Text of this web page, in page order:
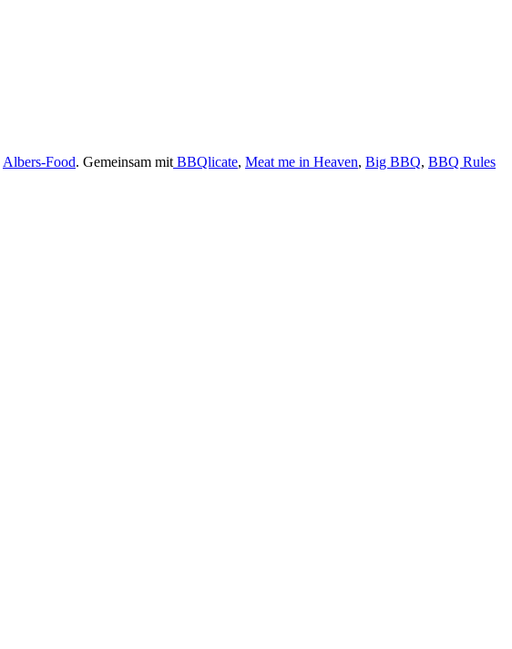
Albers-Food. Gemeinsam mit BBQlicate, Meat me in Heaven, Big BBQ, BBQ Rules